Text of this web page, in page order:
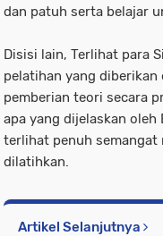
dan patuh serta belajar
Disisi lain, Terlihat para
pelatihan yang
pemberian teori secara
apa yang dijelaskan oleh
terlihat penuh semangat
dilatihkan.
Artikel Selanjutnya